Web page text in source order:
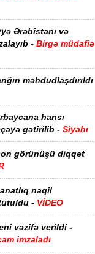
Ərəbistanı və
- Birgə müdafiə
məhdudlaşdırıldı
hansı
gətirilib - Siyahı
görünüşü diqqət
naqil
- VİDEO
vəzifə verildi -
imzaladı